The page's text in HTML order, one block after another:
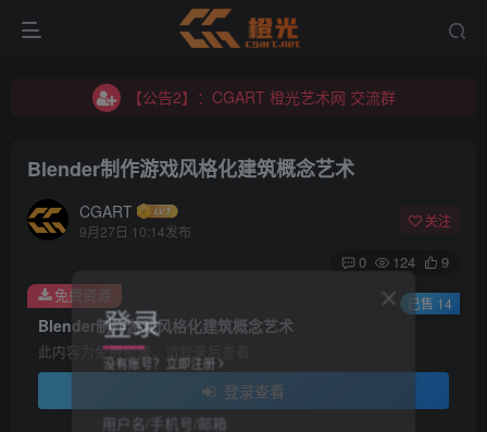
【公告2】：CGART 橙光艺术网 交流群
【公告2】：CGART 橙光艺术网 交流群
Blender制作游戏风格化建筑概念艺术
CGART
9月27日 10:14发布
关注
0 124 9
Blender制作游戏风格化建筑概念艺术
此内容为免费资源，请登录后查看
登录查看
免费资源 已售 14
登录
没有账号？立即注册
用户名/手机号/邮箱